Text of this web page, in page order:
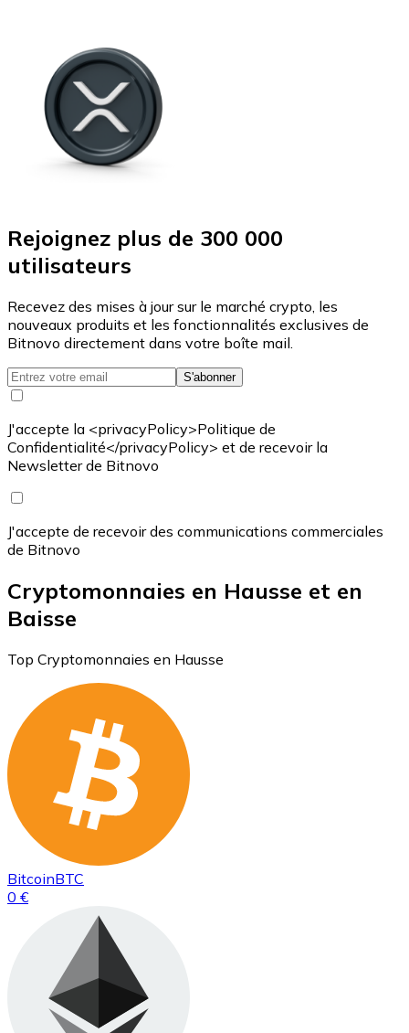
Rejoignez plus de 300 000
utilisateurs
Recevez des mises à jour sur le marché crypto, les
nouveaux produits et les fonctionnalités exclusives de
Bitnovo directement dans votre boîte mail.
S'abonner
J'accepte la <privacyPolicy>Politique de
Confidentialité</privacyPolicy> et de recevoir la
Newsletter de Bitnovo
J'accepte de recevoir des communications commerciales
de Bitnovo
Cryptomonnaies en Hausse et en
Baisse
Top Cryptomonnaies en Hausse
BitcoinBTC
0 €